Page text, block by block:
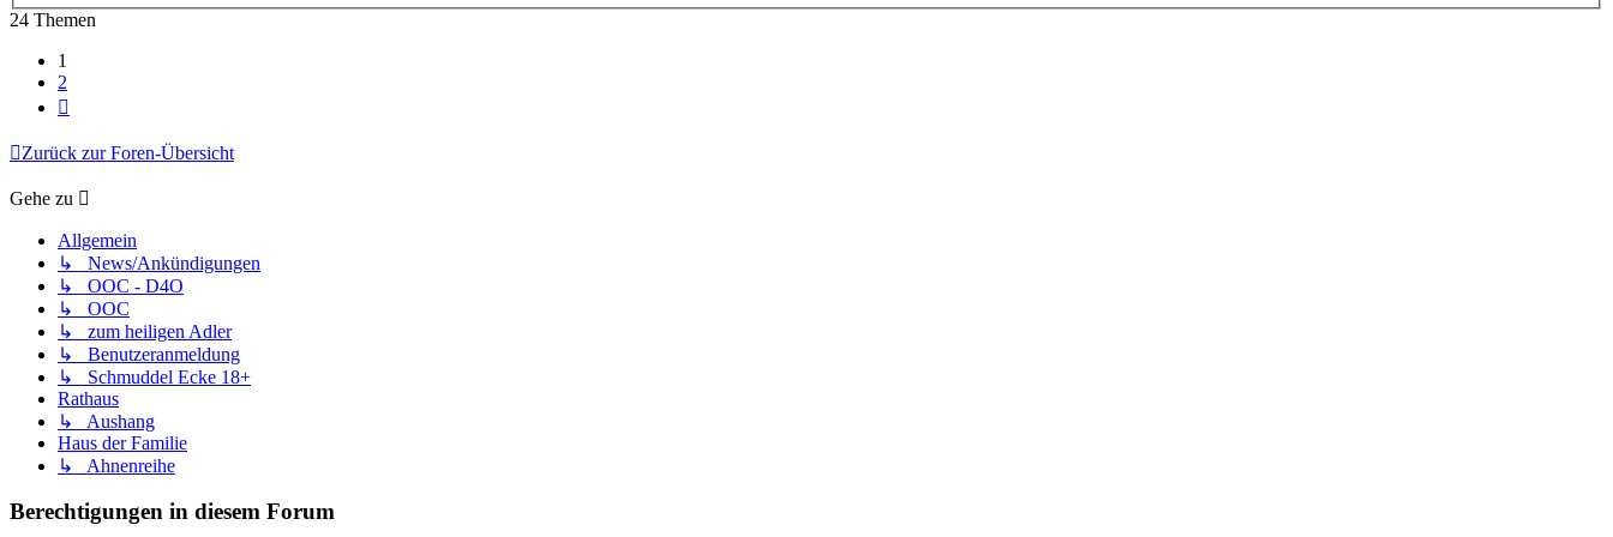
24 Themen
1
2
Zurück zur Foren-Übersicht
Gehe zu
Allgemein
↳ News/Ankündigungen
↳ OOC - D4O
↳ OOC
↳ zum heiligen Adler
↳ Benutzeranmeldung
↳ Schmuddel Ecke 18+
Rathaus
↳ Aushang
Haus der Familie
↳ Ahnenreihe
Berechtigungen in diesem Forum